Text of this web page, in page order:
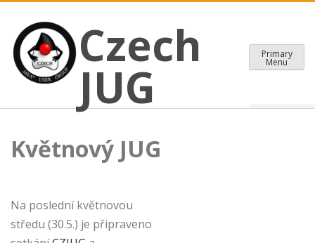
content
Czech JUG
CZECH JAVA USER GROUP
Czech
JUG
Primary
Menu
Květnový JUG
Na poslední květnovou
středu (30.5.) je připraveno